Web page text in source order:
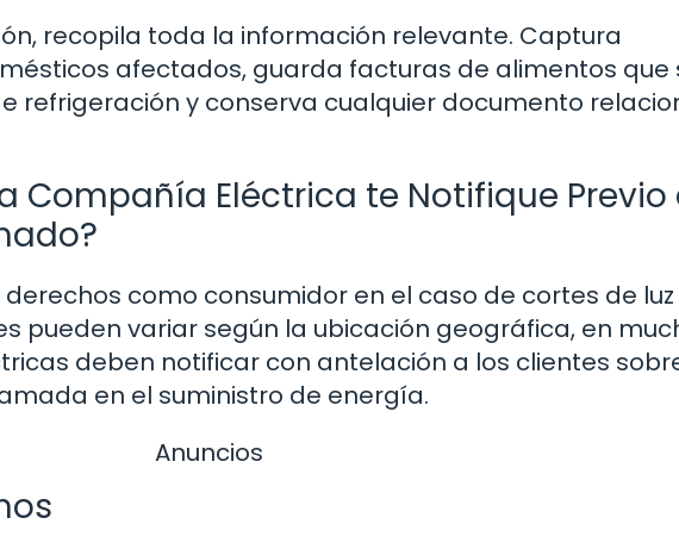
recopila toda la información relevante. Captura
afectados, guarda facturas de alimentos que
refrigeración y conserva cualquier documento
Compañía Eléctrica te Notifique Previo
como consumidor en el caso de cortes de luz
pueden variar según la ubicación geográfica, en
deben notificar con antelación a los clientes
en el suministro de energía.
Anuncios